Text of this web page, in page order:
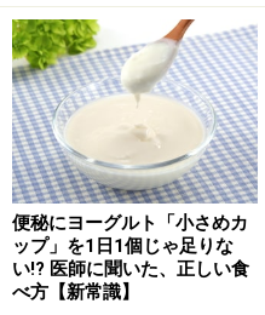
甘酒は江戸時代の
「甘酒」とはいいますが、
で、でんぷん質を糖化させ
ルコール分は含まれてい
で、長時間発酵させると
いう名がついたのでしょう。
便秘にヨーグルト「小さめカ
ップ」を1日1個じゃ足りな
い!? 医師に聞いた、正しい食
べ方【新常識】